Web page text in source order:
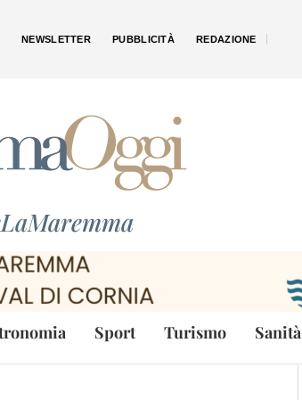
NEWSLETTER PUBBLICITÀ REDAZIONE
Sport Turismo Sanità